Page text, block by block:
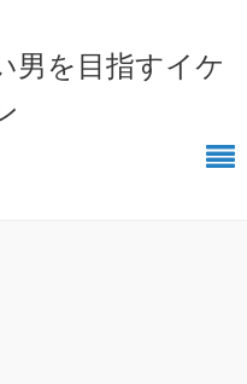
男を目指すイケ